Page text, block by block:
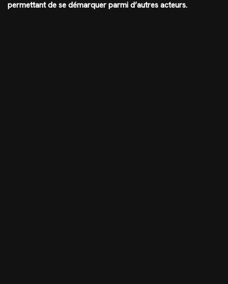
permettant de se démarquer parmi d’autres acteurs.